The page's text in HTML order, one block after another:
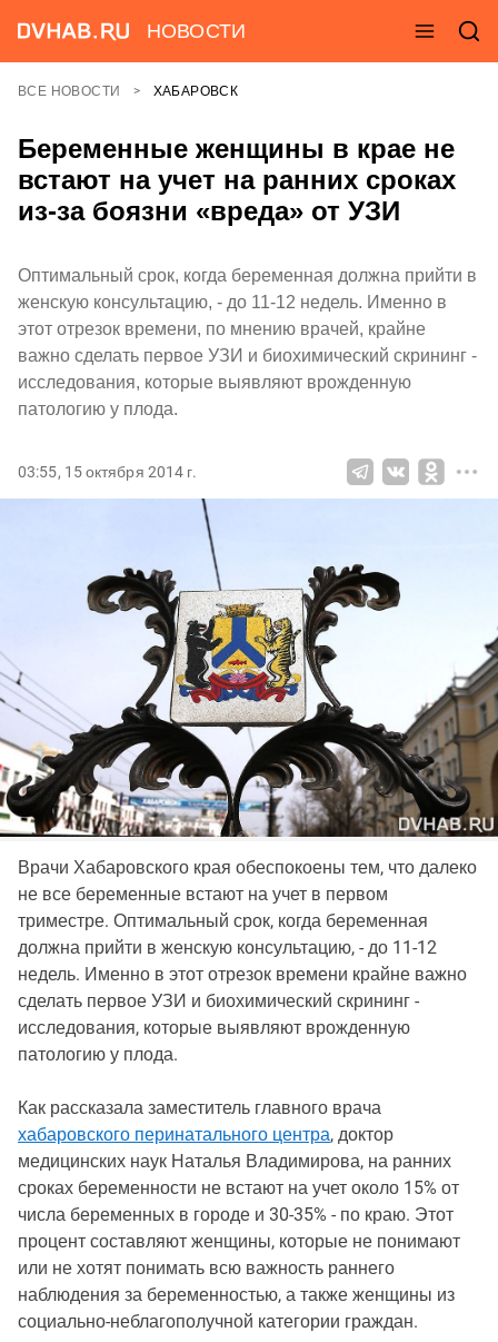
НОВОСТИ
ВСЕ НОВОСТИ ХАБАРОВСК
Беременные женщины в крае не
встают на учет на ранних сроках
из-за боязни «вреда» от УЗИ
Оптимальный срок, когда беременная должна прийти в
женскую консультацию, - до 11-12 недель. Именно в
этот отрезок времени, по мнению врачей, крайне
важно сделать первое УЗИ и биохимический скрининг -
исследования, которые выявляют врожденную
патологию у плода.
03:55, 15 октября 2014 г.
Врачи Хабаровского края обеспокоены тем, что далеко
не все беременные встают на учет в первом
триместре. Оптимальный срок, когда беременная
должна прийти в женскую консультацию, - до 11-12
недель. Именно в этот отрезок времени крайне важно
сделать первое УЗИ и биохимический скрининг -
исследования, которые выявляют врожденную
патологию у плода.
Как рассказала заместитель главного врача
хабаровского перинатального центра, доктор
медицинских наук Наталья Владимирова, на ранних
сроках беременности не встают на учет около 15% от
числа беременных в городе и 30-35% - по краю. Этот
процент составляют женщины, которые не понимают
или не хотят понимать всю важность раннего
наблюдения за беременностью, а также женщины из
социально-неблагополучной категории граждан.